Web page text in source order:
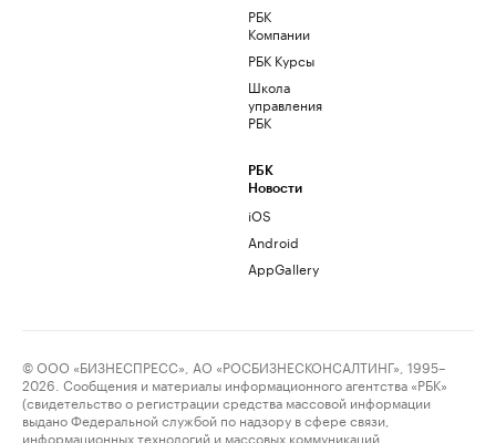
РБК
Компании
РБК Курсы
Школа
управления
РБК
РБК
Новости
iOS
Android
AppGallery
© ООО «БИЗНЕСПРЕСС», АО «РОСБИЗНЕСКОНСАЛТИНГ», 1995–
2026. Сообщения и материалы информационного агентства «РБК»
(свидетельство о регистрации средства массовой информации
выдано Федеральной службой по надзору в сфере связи,
информационных технологий и массовых коммуникаций